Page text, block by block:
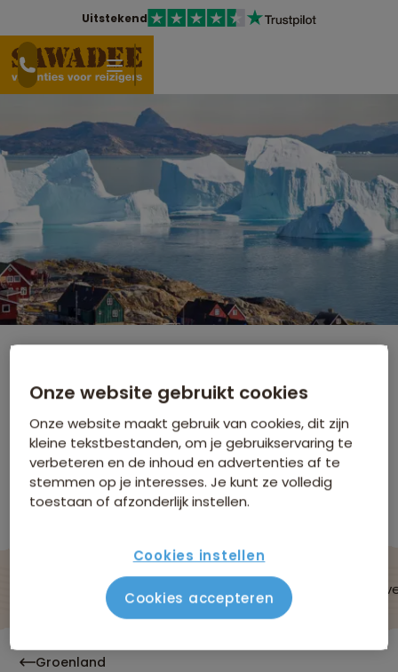
Uitstekend
Bay
Niet boekbaar
Bekijk andere reizen in Groepsrondreizen
Noord- en Zuidpool
Data & prijzen Reisroute Verblijf &
Groenland
Onze website gebruikt cookies
Onze website maakt gebruik van cookies, dit zijn
kleine tekstbestanden, om je gebruikservaring te
verbeteren en de inhoud en advertenties af te
stemmen op je interesses. Je kunt ze volledig
toestaan of afzonderlijk instellen.
Cookies instellen
Cookies accepteren